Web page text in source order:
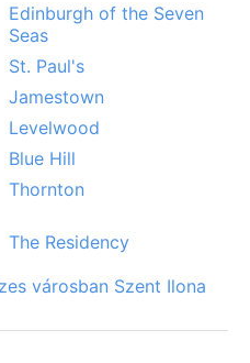
Edinburgh of the Seven
Seas
St. Paul's
Jamestown
Levelwood
Blue Hill
Thornton
The Residency
városban Szent Ilona